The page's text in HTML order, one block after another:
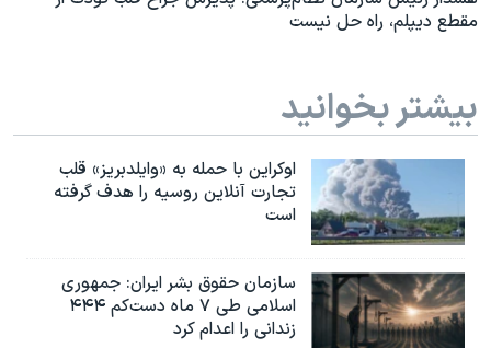
مقطع دیپلم، راه حل نیست
بیشتر بخوانید
اوکراین با حمله به «وایلدبریز» قلب
تجارت آنلاین روسیه را هدف گرفته
است
سازمان حقوق بشر ایران: جمهوری
اسلامی طی ۷ ماه دست‌کم ۴۴۴
زندانی را اعدام کرد